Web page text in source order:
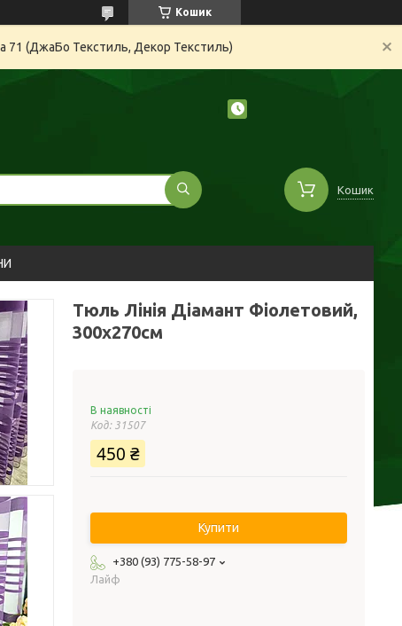
Кошик
71 (ДжаБо Текстиль, Декор Текстиль)
Кошик
Тюль Лінія Діамант Фіолетовий,
300х270см
В наявності
Код: 31507
450 ₴
Купити
+380 (93) 775-58-97
Лайф